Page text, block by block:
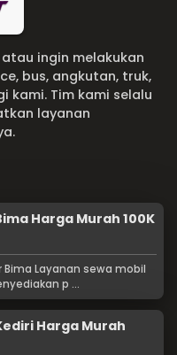
ingin melakukan
bus, angkutan, truk,
kami. Tim kami selalu
layanan
Harga Murah 100K
Bima Layanan sewa mobil
p ...
Harga Murah